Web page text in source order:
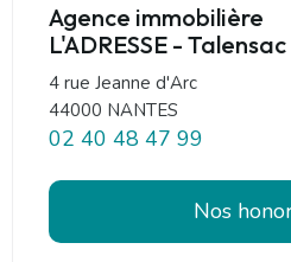
Agence immobilière
L'ADRESSE -
4 rue Jeanne d'Arc
44000 NANTES
02 40 48 47 99
Nos